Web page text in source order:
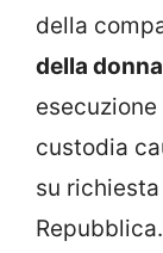
della
della
custodia
su